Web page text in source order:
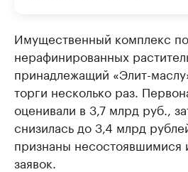
Имущественный комплекс
нерафинированных
принадлежащий «Элит-
торги несколько раз.
оценивали в 3,7 млрд руб.,
снизилась до 3,4 млрд
признаны несостоявшимися
заявок.